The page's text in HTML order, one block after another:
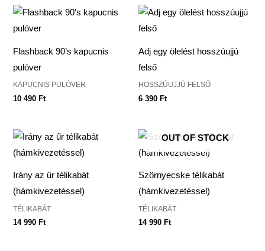
Flashback 90’s kapucnis
pulóver
KAPUCNIS PULÓVER
10 490Ft
Adj egy ölelést hosszúujjú
felső
HOSSZÚUJJÚ FELSŐ
6 390 Ft
Irány az űr télikabát
(hámkivezetéssel)
TÉLIKABÁT
14 990Ft
OUT OF STOCK
Szörnyecske télikabát
(hámkivezetéssel)
TÉLIKABÁT
14 990 Ft